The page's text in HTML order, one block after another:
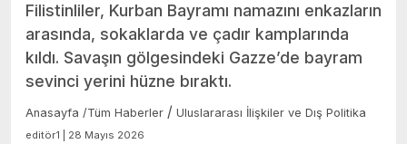
Filistinliler, Kurban Bayramı namazını enkazların
arasında, sokaklarda ve çadır kamplarında
kıldı. Savaşın gölgesindeki Gazze’de bayram
sevinci yerini hüzne bıraktı.
Anasayfa /Tüm Haberler / Uluslararası İlişkiler ve Dış Politika
editör1 | 28 Mayıs 2026